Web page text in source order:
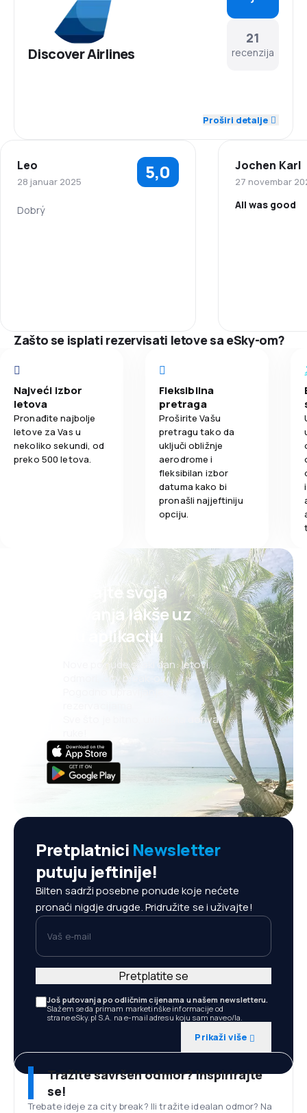
Discover Airlines
21
recenzija
4,0
Cijene karata 3,9
Proširi detalje
Leo
28 januar 2025 5,0
Dobrý
Jochen Karl
27 novembar
All was good
Zašto se isplati rezervisati letove sa eSky-om?
Najveći izbor
letova
Pronađite najbolje
letove za Vas u
nekoliko sekundi, od
preko 500 letova.
Fleksibilna
pretraga
Proširite Vašu
pretragu tako da
uključi obližnje
aerodrome i
fleksibilan izbor
datuma kako bi
pronašli najjeftiniju
opciju.
Planirajte svoja
putovanja lakše uz
našu aplikaciju
Nove ponude svaki dan: letovi,
odmori, city break-ovi
Sve što je bitno, uvijek na dohvat
Pretplatnici Newsletter
putuju jeftinije!
Bilten sadrži posebne ponude koje nećete
pronaći nigdje drugde. Pridružite se i uživajte!
Vaš e-mail
Još putovanja po odličnim cijenama u našem newsletteru.
Slažem se da primam marketinške informacije od
strane eSky.pl S.A. na e-mail adresu koju sam naveo/la.
Prikaži više
Pretplatite se
Tražite savršen odmor? Inspirirajte
se!
Trebate ideje za city break? Ili tražite idealan odmor? Na